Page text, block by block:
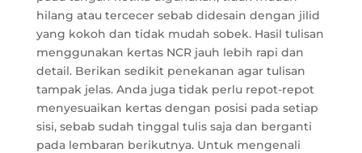
hilang atau tercecer sebab didesain dengan jilid
yang kokoh dan tidak mudah sobek. Hasil tulisan
menggunakan kertas NCR jauh lebih rapi dan
detail. Berikan sedikit penekanan agar tulisan
tampak jelas. Anda juga tidak perlu repot-repot
menyesuaikan kertas dengan posisi pada setiap
sisi, sebab sudah tinggal tulis saja dan berganti
pada lembaran berikutnya. Untuk mengenali